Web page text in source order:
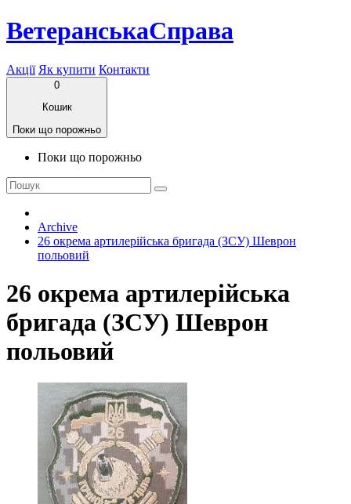
ВетеранськаСправа
Акції Як купити Контакти
0
Кошик
Поки що порожньо
Поки що порожньо
Archive
26 окрема артилерійська бригада (ЗСУ) Шеврон
польовий
26 окрема артилерійська
бригада (ЗСУ) Шеврон
польовий